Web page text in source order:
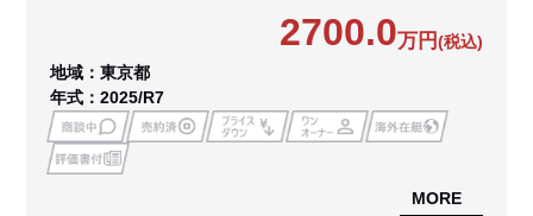
2700.0万円(税込)
地域：東京都
年式：2025/R7
MORE